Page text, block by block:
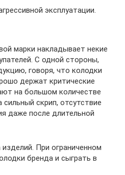
эксплуатации.
марки накладывает некие
С одной стороны,
говоря, что колодки
держат критические
на большом количестве
скрип, отсутствие
даже после длительной
При ограниченном
бренда и сыграть в